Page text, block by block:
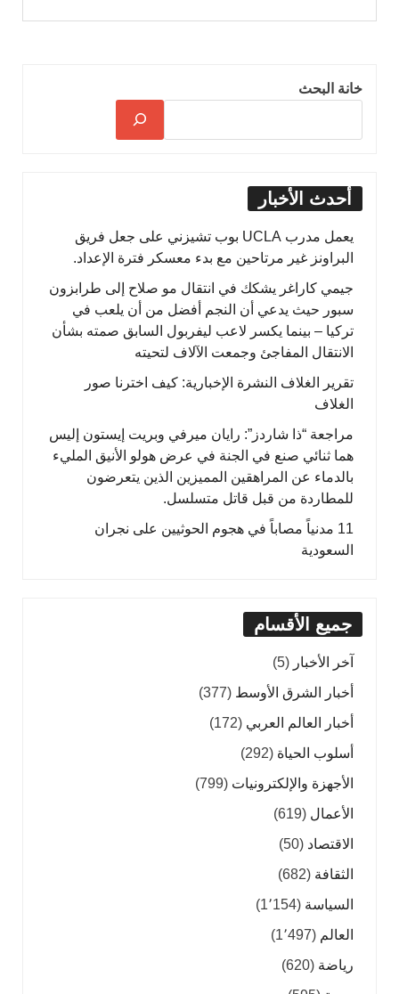
خانة البحث
أحدث الأخبار
يعمل مدرب UCLA بوب تشيزني على جعل فريق
البراونز غير مرتاحين مع بدء معسكر فترة الإعداد.
جيمي كاراغر يشكك في انتقال مو صلاح إلى طرابزون
سبور حيث يدعي أن النجم أفضل من أن يلعب في
تركيا – بينما يكسر لاعب ليفربول السابق صمته بشأن
الانتقال المفاجئ وجمعت الآلاف لتحيته
تقرير الغلاف النشرة الإخبارية: كيف اخترنا صور
الغلاف
مراجعة “ذا شاردز”: رايان ميرفي وبريت إيستون إليس
هما ثنائي صنع في الجنة في عرض هولو الأنيق المليء
بالدماء عن المراهقين المميزين الذين يتعرضون
للمطاردة من قبل قاتل متسلسل.
11 مدنياً مصاباً في هجوم الحوثيين على نجران
السعودية
جميع الأقسام
آخر الأخبار (5)
أخبار الشرق الأوسط (377)
أخبار العالم العربي (172)
أسلوب الحياة (292)
الأجهزة والإلكترونيات (799)
الأعمال (619)
الاقتصاد (50)
الثقافة (682)
السياسة (1٬154)
العالم (1٬497)
رياضة (620)